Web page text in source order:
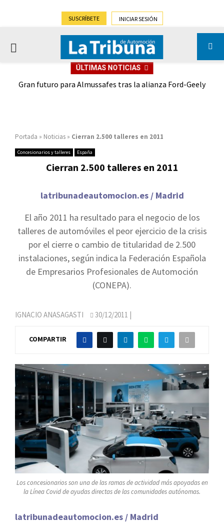
SUSCRÍBETE INICIAR SESIÓN
PRIMARY
ÚLTIMAS NOTICIAS
Gran futuro para Almussafes tras la alianza Ford-Geely
Portada » Noticias » Cierran 2.500 talleres en 2011
Concesionarios y talleres España
Cierran 2.500 talleres en 2011
latribunadeautomocion.es / Madrid
El año 2011 ha resultado para el negocio de los
talleres de automóviles el peor ejercicio de la crisis
por el cierre o cambio de titularidad de 2.500
instalaciones, según indica la Federación Española
de Empresarios Profesionales de Automoción
(CONEPA).
IGNACIO ANASAGASTI 30/12/2011 |
COMPARTIR
Los concesionarios son una de las ramas de actividad más apoyadas en
la Línea Covid de ayudas directas de las comunidades autónomas.
latribunadeautomocion.es / Madrid